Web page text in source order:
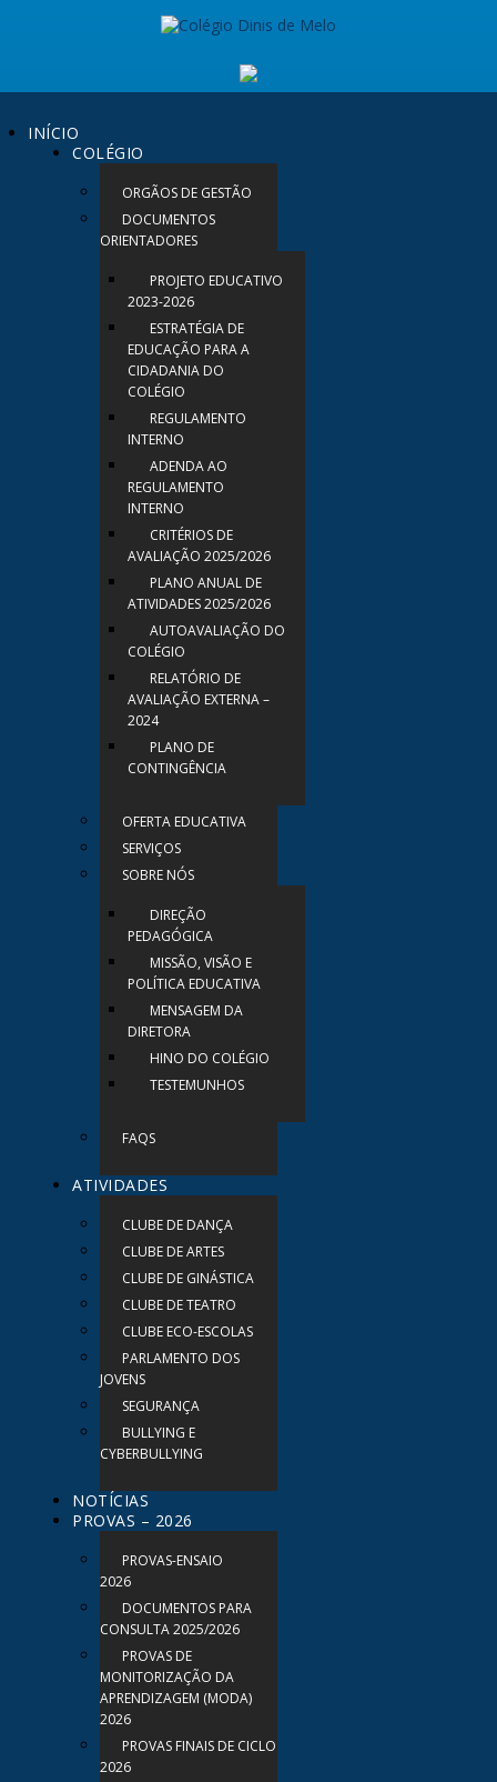
INÍCIO
COLÉGIO
ORGÃOS DE GESTÃO
DOCUMENTOS
ORIENTADORES
PROJETO EDUCATIVO
2023-2026
ESTRATÉGIA DE
EDUCAÇÃO PARA A
CIDADANIA DO
COLÉGIO
REGULAMENTO
INTERNO
ADENDA AO
REGULAMENTO
INTERNO
CRITÉRIOS DE
AVALIAÇÃO 2025/2026
PLANO ANUAL DE
ATIVIDADES 2025/2026
AUTOAVALIAÇÃO DO
COLÉGIO
RELATÓRIO DE
AVALIAÇÃO EXTERNA –
2024
PLANO DE
CONTINGÊNCIA
OFERTA EDUCATIVA
SERVIÇOS
SOBRE NÓS
DIREÇÃO
PEDAGÓGICA
MISSÃO, VISÃO E
POLÍTICA EDUCATIVA
MENSAGEM DA
DIRETORA
HINO DO COLÉGIO
TESTEMUNHOS
FAQS
ATIVIDADES
CLUBE DE DANÇA
CLUBE DE ARTES
CLUBE DE GINÁSTICA
CLUBE DE TEATRO
CLUBE ECO-ESCOLAS
PARLAMENTO DOS
JOVENS
SEGURANÇA
BULLYING E
CYBERBULLYING
NOTÍCIAS
PROVAS – 2026
PROVAS-ENSAIO
2026
DOCUMENTOS PARA
CONSULTA 2025/2026
PROVAS DE
MONITORIZAÇÃO DA
APRENDIZAGEM (MODA)
2026
PROVAS FINAIS DE CICLO
2026